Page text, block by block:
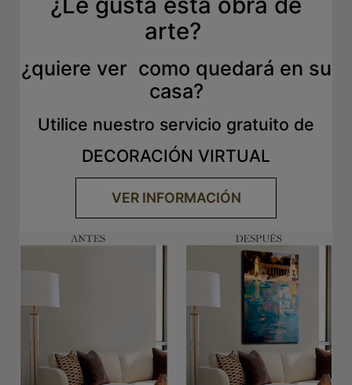
arte?
¿quiere ver como quedará en su
casa?
Utilice nuestro servicio gratuito de
DECORACIÓN VIRTUAL
VER INFORMACIÓN